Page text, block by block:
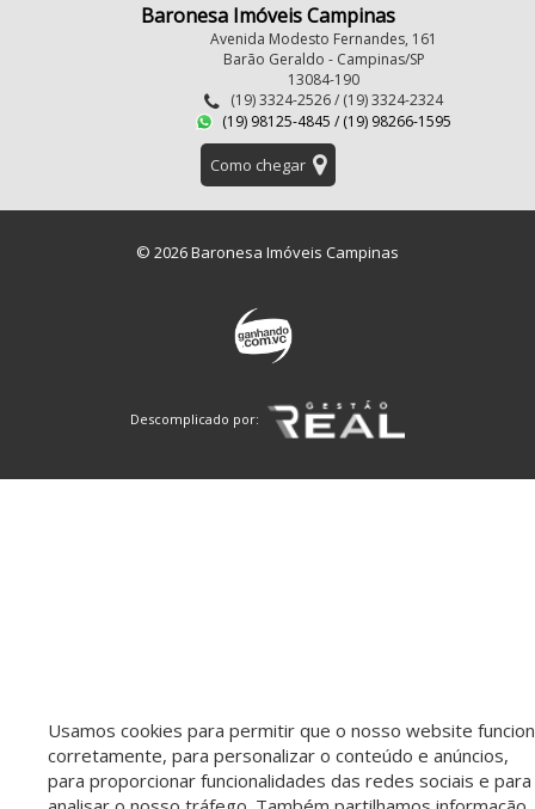
Baronesa Imóveis Campinas
Avenida Modesto Fernandes, 161
Barão Geraldo - Campinas/SP
13084-190
(19) 3324-2526 / (19) 3324-2324
(19) 98125-4845 / (19) 98266-1595
Como chegar
© 2026 Baronesa Imóveis Campinas
Descomplicado por:
Usamos cookies para permitir que o nosso website
corretamente, para personalizar o conteúdo e anúncios,
para proporcionar funcionalidades das redes sociais e para